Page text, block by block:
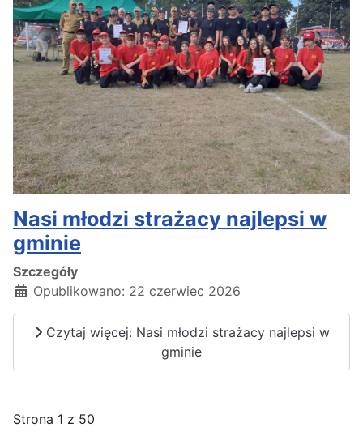
Nasi młodzi strażacy najlepsi w
gminie
Szczegóły
Opublikowano: 22 czerwiec 2026
Czytaj więcej: Nasi młodzi strażacy najlepsi w
gminie
Strona 1 z 50